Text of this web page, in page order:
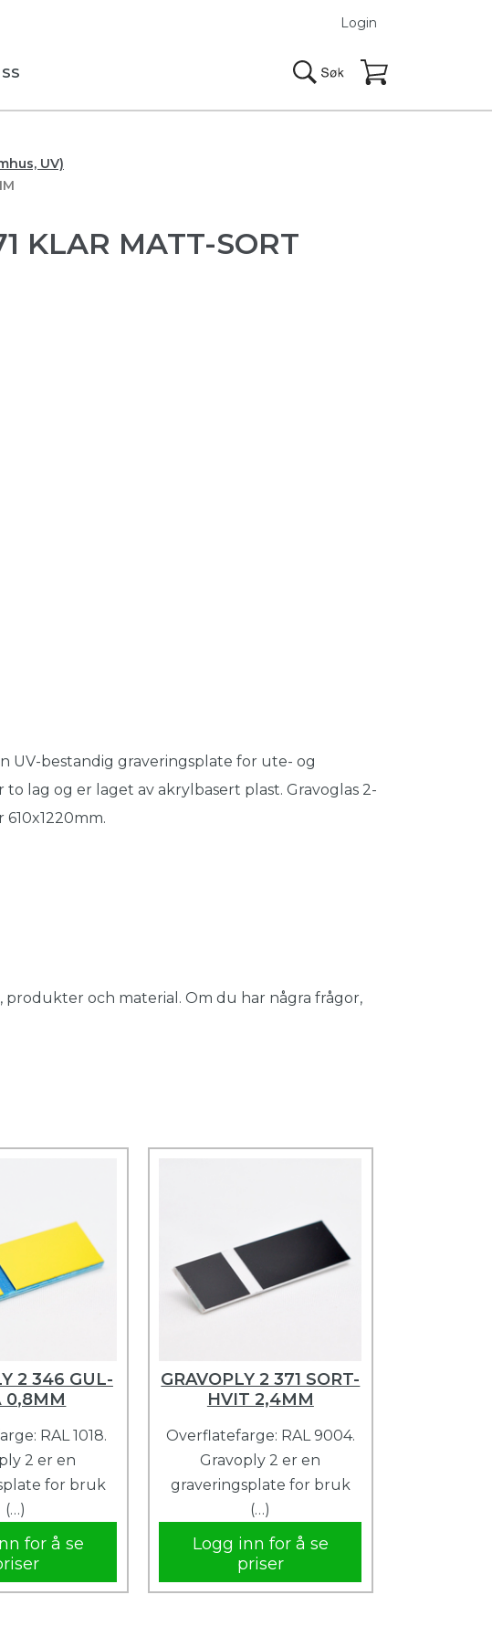
Login
UV)
KLAR MATT-SORT
UV-bestandig graveringsplate for ute- og
lag og er laget av akrylbasert plast. Gravoglas 2-
och material. Om du har några frågor,
2 346 GUL-
0,8MM
RAL 1018.
2 er en
for bruk
(…)
for å se
GRAVOPLY 2 371 SORT-
HVIT 2,4MM
Overflatefarge: RAL 9004.
Gravoply 2 er en
graveringsplate for bruk
(…)
Logg inn for å se
priser